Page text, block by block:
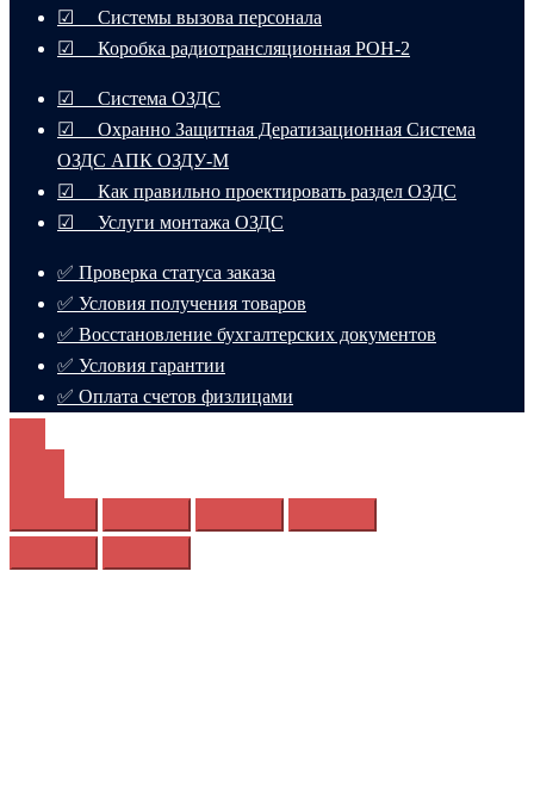
☑ Системы вызова персонала
☑ Коробка радиотрансляционная РОН-2
☑ Система ОЗДС
☑ Охранно Защитная Дератизационная Система
ОЗДС АПК ОЗДУ-М
☑ Как правильно проектировать раздел ОЗДС
☑ Услуги монтажа ОЗДС
✅ Проверка статуса заказа
✅ Условия получения товаров
✅ Восстановление бухгалтерских документов
✅ Условия гарантии
✅ Оплата счетов физлицами